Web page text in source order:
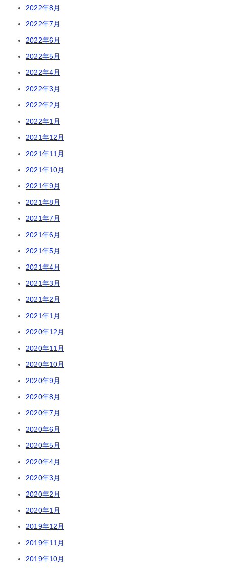
2022年8月
2022年7月
2022年6月
2022年5月
2022年4月
2022年3月
2022年2月
2022年1月
2021年12月
2021年11月
2021年10月
2021年9月
2021年8月
2021年7月
2021年6月
2021年5月
2021年4月
2021年3月
2021年2月
2021年1月
2020年12月
2020年11月
2020年10月
2020年9月
2020年8月
2020年7月
2020年6月
2020年5月
2020年4月
2020年3月
2020年2月
2020年1月
2019年12月
2019年11月
2019年10月